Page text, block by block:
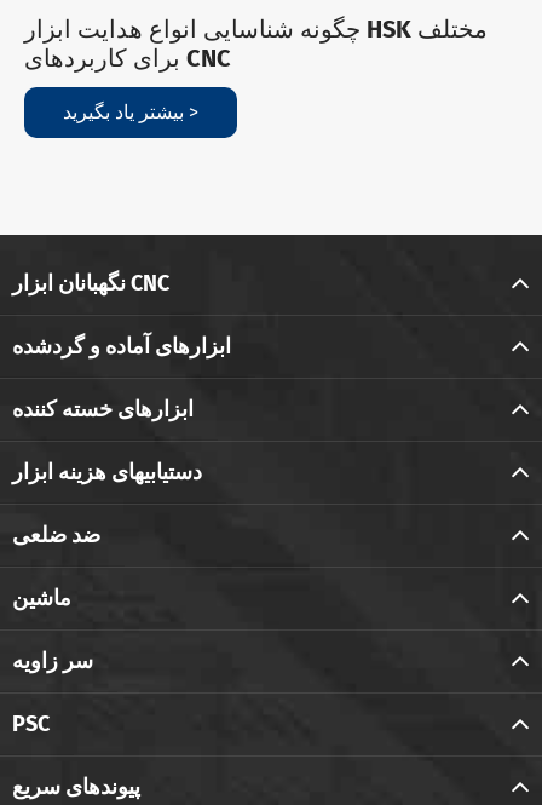
چگونه شناسایی انواع هدایت ابزار HSK مختلف
برای کاربردهای CNC
بیشتر یاد بگیرید >
نگهبانان ابزار CNC
ابزارهای آماده و گردشده
ابزارهای خسته کننده
دستیابیهای هزینه ابزار
ضد ضلعی
ماشین
سر زاویه
PSC
پیوندهای سریع